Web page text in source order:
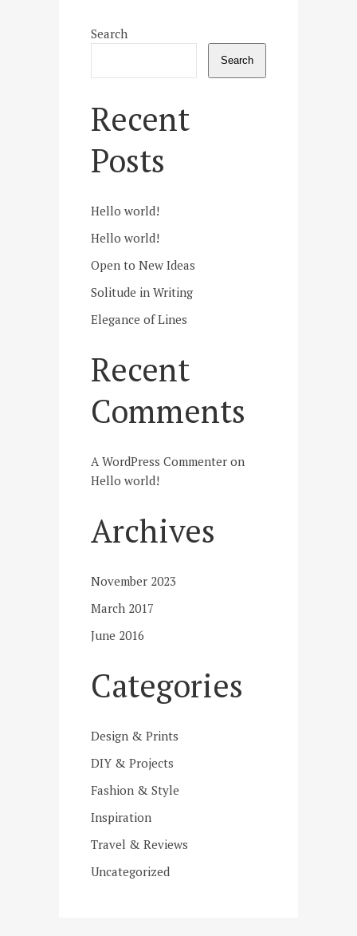
Search
Search
Recent
Posts
Hello world!
Hello world!
Open to New Ideas
Solitude in Writing
Elegance of Lines
Recent
Comments
A WordPress Commenter on
Hello world!
Archives
November 2023
March 2017
June 2016
Categories
Design & Prints
DIY & Projects
Fashion & Style
Inspiration
Travel & Reviews
Uncategorized